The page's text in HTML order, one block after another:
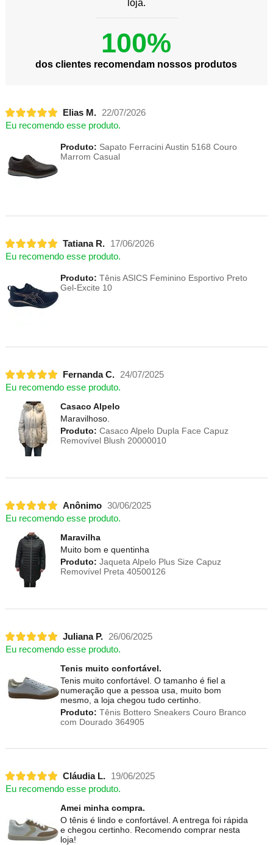
loja.
100%
dos clientes recomendam nossos produtos
Elias M.
22/07/2026
Eu recomendo esse produto.
Produto: Sapato Ferracini Austin 5168 Couro
Marrom Casual
Tatiana R.
17/06/2026
Eu recomendo esse produto.
Produto: Tênis ASICS Feminino Esportivo Preto
Gel-Excite 10
Fernanda C.
24/07/2025
Eu recomendo esse produto.
Casaco Alpelo
Maravilhoso.
Produto: Casaco Alpelo Dupla Face Capuz
Removível Blush 20000010
Anônimo 30/06/2025
Eu recomendo esse produto.
Maravilha
Muito bom e quentinha
Produto: Jaqueta Alpelo Plus Size Capuz
Removível Preta 40500126
Juliana P.
26/06/2025
Eu recomendo esse produto.
Tenis muito confortável.
Tenis muito confortável. O tamanho é fiel a
numeração que a pessoa usa, muito bom
mesmo, a loja chegou tudo certinho.
Produto: Tênis Bottero Sneakers Couro Branco
com Dourado 364905
Cláudia L.
19/06/2025
Eu recomendo esse produto.
Amei minha compra.
O tênis é lindo e confortável. A entrega foi rápida
e chegou certinho. Recomendo comprar nesta
loja!